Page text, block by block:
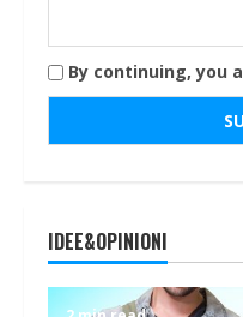
By continuing, you
IDEE&OPINIONI